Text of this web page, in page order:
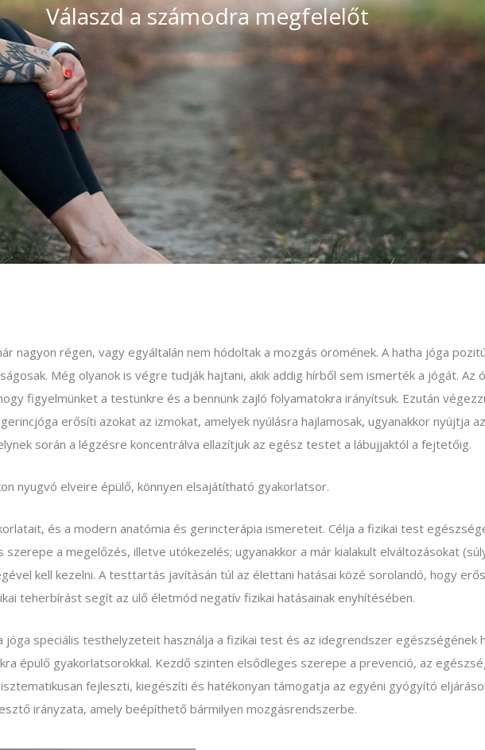
Válaszd a számodra megfelelőt
nagyon régen, vagy egyáltalán nem hódoltak a mozgás örömének. A hatha jóga
Még olyanok is végre tudják hajtani, akik addig hírből sem ismerték a jógát. Az
figyelmünket a testünkre és a bennünk zajló folyamatokra irányítsuk. Ezután
erősíti azokat az izmokat, amelyek nyúlásra hajlamosak, ugyanakkor nyújtja
során a légzésre koncentrálva ellazítjuk az egész testet a lábujjaktól a fejtetőig.
nyugvó elveire épülő, könnyen elsajátítható gyakorlatsor.
és a modern anatómia és gerincterápia ismereteit. Célja a fizikai test
a megelőzés, illetve utókezelés; ugyanakkor a már kialakult elváltozásokat
kell kezelni. A testtartás javításán túl az élettani hatásai közé sorolandó, hogy
teherbírást segít az ülő életmód negatív fizikai hatásainak enyhítésében.
speciális testhelyzeteit használja a fizikai test és az idegrendszer egészségének
épülő gyakorlatsorokkal. Kezdő szinten elsődleges szerepe a prevenció, az
fejleszti, kiegészíti és hatékonyan támogatja az egyéni gyógyító
irányzata, amely beépíthető bármilyen mozgásrendszerbe.